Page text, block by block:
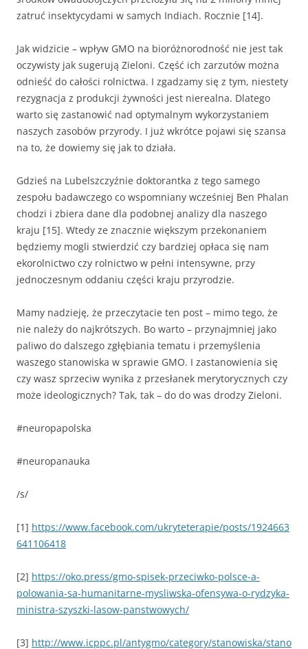
zatruć insektycydami w samych Indiach. Rocznie [14].
Jak widzicie – wpływ GMO na bioróżnorodność nie jest tak
oczywisty jak sugerują Zieloni. Część ich zarzutów można
odnieść do całości rolnictwa. I zgadzamy się z tym, niestety
rezygnacja z produkcji żywności jest nierealna. Dlatego
warto się zastanowić nad optymalnym wykorzystaniem
naszych zasobów przyrody. I już wkrótce pojawi się szansa
na to, że dowiemy się jak to działa.
Gdzieś na Lubelszczyźnie doktorantka z tego samego
zespołu badawczego co wspomniany wcześniej Ben Phalan
chodzi i zbiera dane dla podobnej analizy dla naszego
kraju [15]. Wtedy ze znacznie większym przekonaniem
będziemy mogli stwierdzić czy bardziej opłaca się nam
ekorolnictwo czy rolnictwo w pełni intensywne, przy
jednoczesnym oddaniu części kraju przyrodzie.
Mamy nadzieję, że przeczytacie ten post – mimo tego, że
nie należy do najkrótszych. Bo warto – przynajmniej jako
paliwo do dalszego zgłębiania tematu i przemyślenia
waszego stanowiska w sprawie GMO. I zastanowienia się
czy wasz sprzeciw wynika z przesłanek merytorycznych czy
może ideologicznych? Tak, tak – do do was drodzy Zieloni.
#neuropapolska
#neuropanauka
/s/
[1] https://www.facebook.com/ukryteterapie/posts/1924663
641106418
[2] https://oko.press/gmo-spisek-przeciwko-polsce-a-
polowania-sa-humanitarne-mysliwska-ofensywa-o-rydzyka-
ministra-szyszki-lasow-panstwowych/
[3] http://www.icppc.pl/antygmo/category/stanowiska/stano